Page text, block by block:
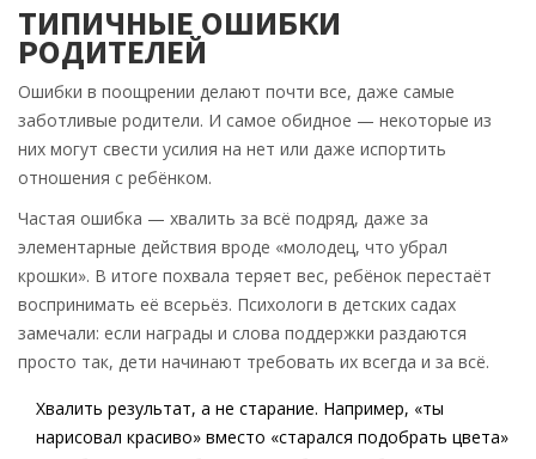
ТИПИЧНЫЕ ОШИБКИ
РОДИТЕЛЕЙ
Ошибки в поощрении делают почти все, даже самые
заботливые родители. И самое обидное — некоторые из
них могут свести усилия на нет или даже испортить
отношения с ребёнком.
Частая ошибка — хвалить за всё подряд, даже за
элементарные действия вроде «молодец, что убрал
крошки». В итоге похвала теряет вес, ребёнок перестаёт
воспринимать её всерьёз. Психологи в детских садах
замечали: если награды и слова поддержки раздаются
просто так, дети начинают требовать их всегда и за всё.
Хвалить результат, а не старание. Например, «ты
нарисовал красиво» вместо «старался подобрать цвета»